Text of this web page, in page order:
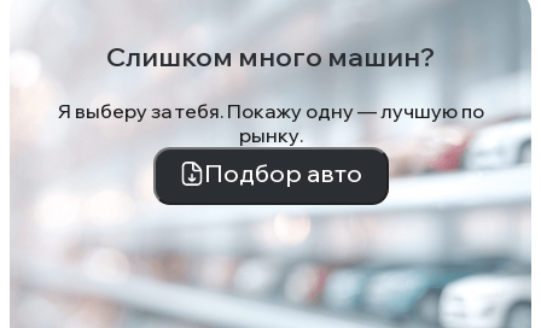
Слишком много машин?
Я выберу за тебя. Покажу одну — лучшую по
рынку.
Подбор авто